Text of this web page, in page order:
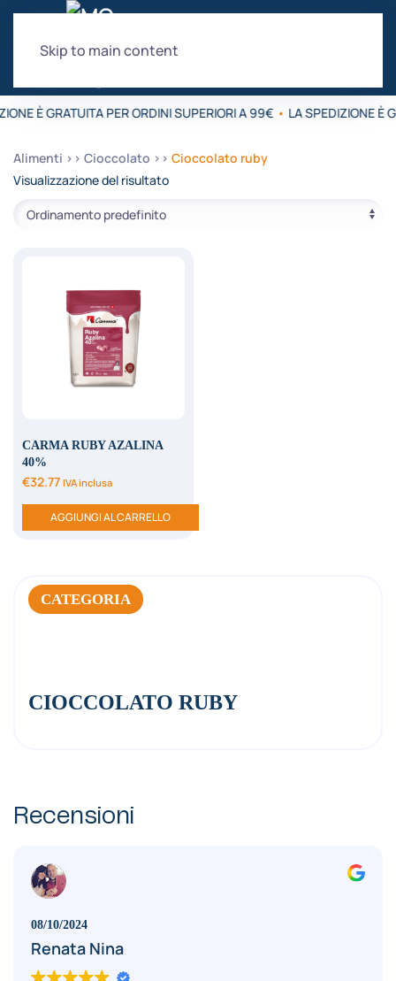
Skip to main content
È GRATUITA PER ORDINI SUPERIORI A 99€ • LA SPEDIZIONE È
Alimenti Cioccolato
Cioccolato ruby
Visualizzazione del risultato
CARMA RUBY AZALINA
40%
€32.77 IVA inclusa
AGGIUNGI AL CARRELLO
CATEGORIA
CIOCCOLATO RUBY
Recensioni
Renata Nina
08/10/2024